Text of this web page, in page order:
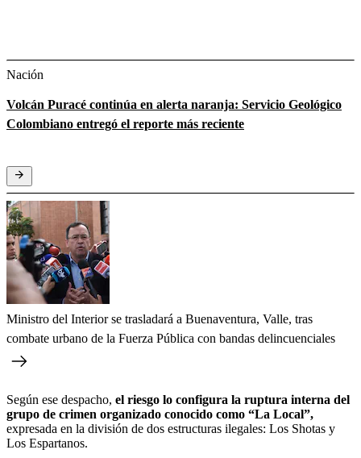
Nación
Volcán Puracé continúa en alerta naranja: Servicio Geológico
Colombiano entregó el reporte más reciente
Ministro del Interior se trasladará a Buenaventura, Valle, tras
combate urbano de la Fuerza Pública con bandas delincuenciales
Según ese despacho, el riesgo lo configura la ruptura interna del
grupo de crimen organizado conocido como “La Local”,
expresada en la división de dos estructuras ilegales: Los Shotas y
Los Espartanos.